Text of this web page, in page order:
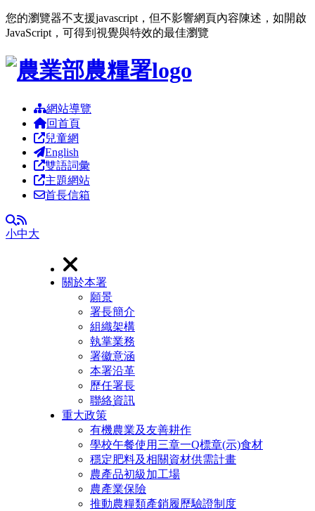
您的瀏覽器不支援javascript，但不影響網頁內容陳述，如開啟
JavaScript，可得到視覺與特效的最佳瀏覽
跳到主要內容區塊
網站導覽
回首頁
兒童網
English
雙語詞彙
主題網站
首長信箱
全文檢索
RSS
小中大
關於本署
願景
署長簡介
組織架構
執掌業務
署徽意涵
本署沿革
歷任署長
聯絡資訊
重大政策
有機農業及友善耕作
學校午餐使用三章一Q標章(示)食材
穩定肥料及相關資材供需計畫
農產品初級加工場
農產業保險
推動農糧類產銷履歷驗證制度